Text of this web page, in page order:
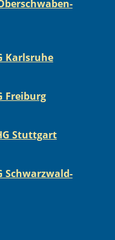
Karlsruhe
Freiburg
Stuttgart
Schwarzwald-